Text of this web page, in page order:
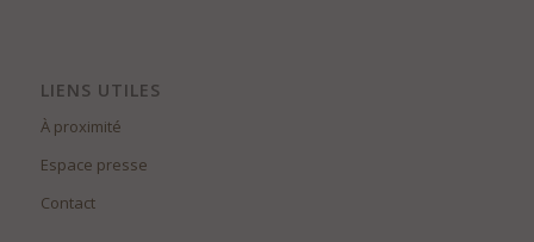
LIENS UTILES
À proximité
Espace presse
Contact